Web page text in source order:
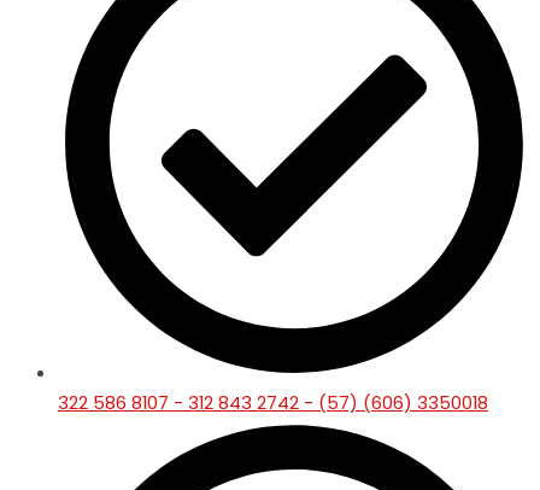
322 586 8107 - 312 843 2742 - (57) (606) 3350018